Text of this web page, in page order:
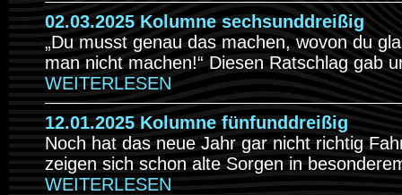
02.03.2025 Kolumne sechsunddreißig
„Du musst genau das machen, wovon du
man nicht machen!“ Diesen Ratschlag gab
WEITERLESEN
12.01.2025 Kolumne fünfunddreißig
Noch hat das neue Jahr gar nicht richtig
zeigen sich schon alte Sorgen in
WEITERLESEN